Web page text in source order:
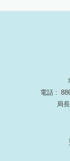
電話 :
局